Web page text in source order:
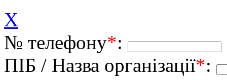
X
№ телефону*:
ПІБ / Назва організації*: